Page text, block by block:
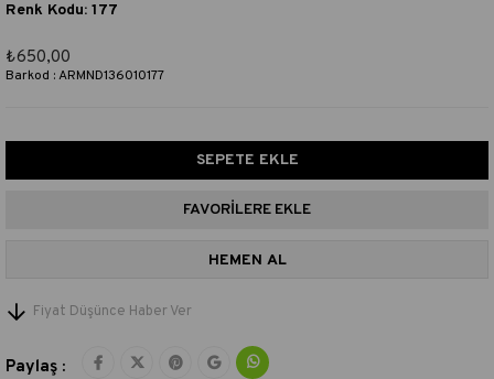
Renk Kodu: 177
₺650,00
Barkod :ARMND136010177
FAVORILERE EKLE
Fiyat Düşünce Haber Ver
Paylaş :